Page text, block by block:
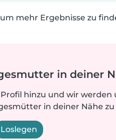
mehr Ergebnisse zu
in deiner
hinzu und wir werden
in deiner Nähe
Loslegen